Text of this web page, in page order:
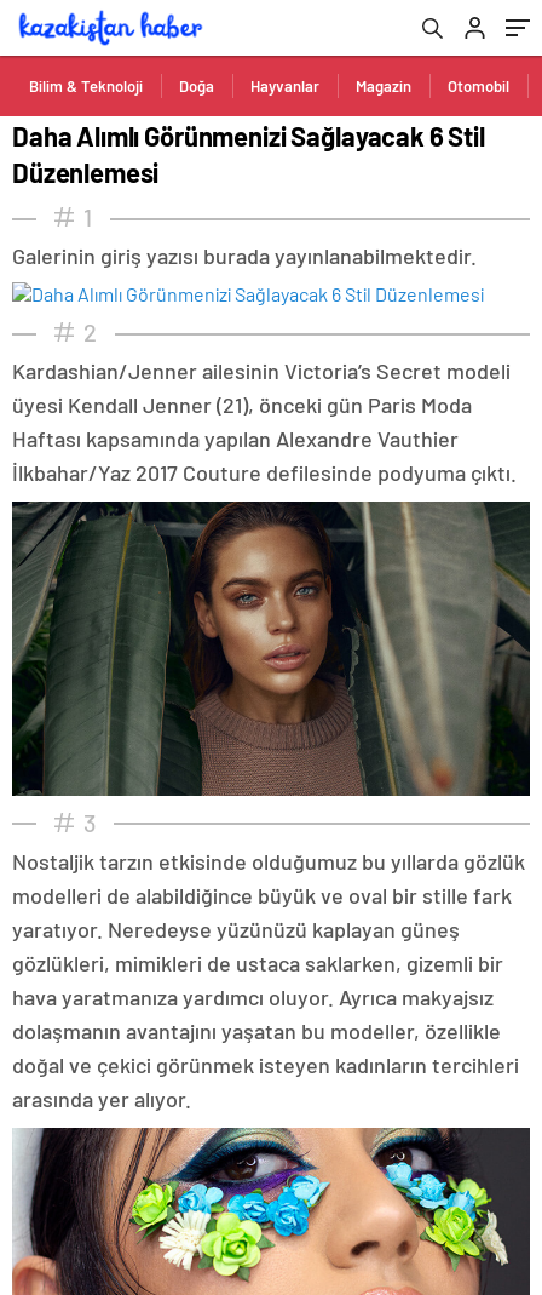
Bilim & Teknoloji Doğa Hayvanlar Magazin Otomobil
Daha Alımlı Görünmenizi Sağlayacak 6 Stil
Düzenlemesi
1
Galerinin giriş yazısı burada yayınlanabilmektedir.
2
Kardashian/Jenner ailesinin Victoria’s Secret modeli
üyesi Kendall Jenner (21), önceki gün Paris Moda
Haftası kapsamında yapılan Alexandre Vauthier
İlkbahar/Yaz 2017 Couture defilesinde podyuma çıktı.
3
Nostaljik tarzın etkisinde olduğumuz bu yıllarda gözlük
modelleri de alabildiğince büyük ve oval bir stille fark
yaratıyor. Neredeyse yüzünüzü kaplayan güneş
gözlükleri, mimikleri de ustaca saklarken, gizemli bir
hava yaratmanıza yardımcı oluyor. Ayrıca makyajsız
dolaşmanın avantajını yaşatan bu modeller, özellikle
doğal ve çekici görünmek isteyen kadınların tercihleri
arasında yer alıyor.